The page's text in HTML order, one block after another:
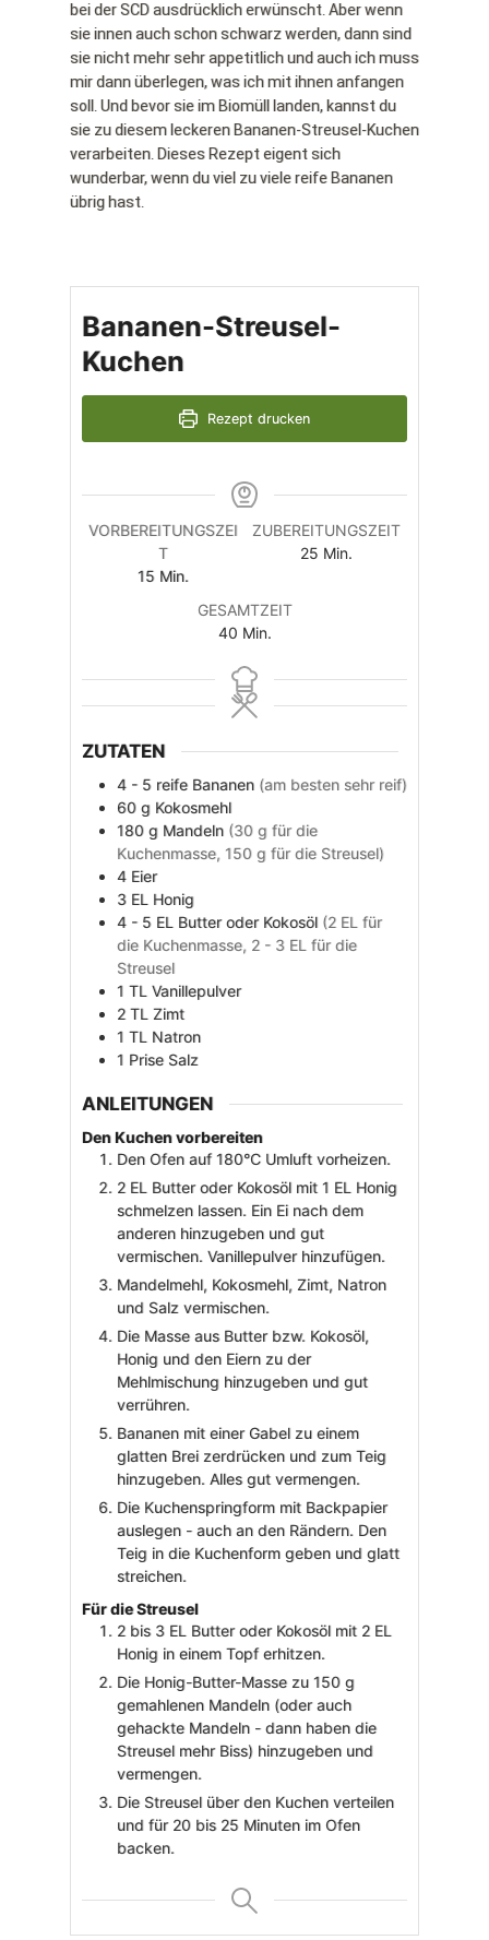
bei der SCD ausdrücklich erwünscht. Aber wenn
sie innen auch schon schwarz werden, dann sind
sie nicht mehr sehr appetitlich und auch ich muss
mir dann überlegen, was ich mit ihnen anfangen
soll. Und bevor sie im Biomüll landen, kannst du
sie zu diesem leckeren Bananen-Streusel-Kuchen
verarbeiten. Dieses Rezept eigent sich
wunderbar, wenn du viel zu viele reife Bananen
übrig hast.
Bananen-Streusel-
Kuchen
Rezept drucken
VORBEREITUNGSZEI
T
15Minuten
Min.
ZUBEREITUNGSZEIT
25Minuten
Min.
GESAMTZEIT
40Minuten
Min.
ZUTATEN
4 - 5 reife Bananen (am besten sehr reif)
60 g Kokosmehl
180 g Mandeln (30 g für die
Kuchenmasse, 150 g für die Streusel)
4 Eier
3 EL Honig
4 - 5 EL Butter oder Kokosöl (2 EL für
die Kuchenmasse, 2 - 3 EL für die
Streusel
1 TL Vanillepulver
2 TL Zimt
1 TL Natron
1 Prise Salz
ANLEITUNGEN
Den Kuchen vorbereiten
Den Ofen auf 180°C Umluft vorheizen.
2 EL Butter oder Kokosöl mit 1 EL Honig
schmelzen lassen. Ein Ei nach dem
anderen hinzugeben und gut
vermischen. Vanillepulver hinzufügen.
Mandelmehl, Kokosmehl, Zimt, Natron
und Salz vermischen.
Die Masse aus Butter bzw. Kokosöl,
Honig und den Eiern zu der
Mehlmischung hinzugeben und gut
verrühren.
Bananen mit einer Gabel zu einem
glatten Brei zerdrücken und zum Teig
hinzugeben. Alles gut vermengen.
Die Kuchenspringform mit Backpapier
auslegen - auch an den Rändern. Den
Teig in die Kuchenform geben und glatt
streichen.
Für die Streusel
2 bis 3 EL Butter oder Kokosöl mit 2 EL
Honig in einem Topf erhitzen.
Die Honig-Butter-Masse zu 150 g
gemahlenen Mandeln (oder auch
gehackte Mandeln - dann haben die
Streusel mehr Biss) hinzugeben und
vermengen.
Die Streusel über den Kuchen verteilen
und für 20 bis 25 Minuten im Ofen
backen.